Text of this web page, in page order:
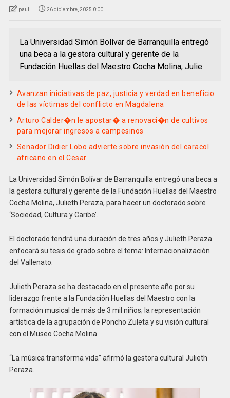
paul 26 diciembre, 2025 0:00
La Universidad Simón Bolívar de Barranquilla entregó
una beca a la gestora cultural y gerente de la
Fundación Huellas del Maestro Cocha Molina, Julie
Avanzan iniciativas de paz, justicia y verdad en beneficio
de las víctimas del conflicto en Magdalena
Arturo Calder�n le apostar� a renovaci�n de cultivos
para mejorar ingresos a campesinos
Senador Didier Lobo advierte sobre invasión del caracol
africano en el Cesar
La Universidad Simón Bolívar de Barranquilla entregó una beca a
la gestora cultural y gerente de la Fundación Huellas del Maestro
Cocha Molina, Julieth Peraza, para hacer un doctorado sobre
‘Sociedad, Cultura y Caribe’.
El doctorado tendrá una duración de tres años y Julieth Peraza
enfocará su tesis de grado sobre el tema: Internacionalización
del Vallenato.
Julieth Peraza se ha destacado en el presente año por su
liderazgo frente a la Fundación Huellas del Maestro con la
formación musical de más de 3 mil niños; la representación
artística de la agrupación de Poncho Zuleta y su visión cultural
con el Museo Cocha Molina.
“La música transforma vida” afirmó la gestora cultural Julieth
Peraza.